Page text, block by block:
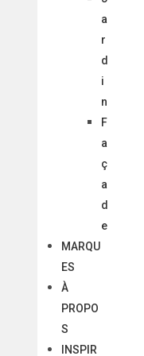
a
r
d
i
n
F
a
ç
a
d
e
MARQU
ES
À
PROPO
S
INSPIR